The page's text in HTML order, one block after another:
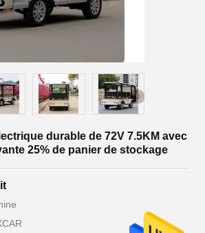
durable de 72V 7.5KM avec
25% de panier de stockage